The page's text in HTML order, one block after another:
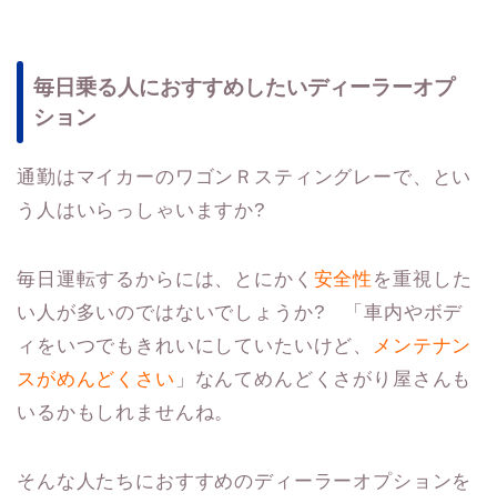
毎日乗る人におすすめしたいディーラーオプ
ション
通勤はマイカーのワゴンＲスティングレーで、とい
う人はいらっしゃいますか?
毎日運転するからには、とにかく 安全性 を重視した
い人が多いのではないでしょうか? 「車内やボデ
ィをいつでもきれいにしていたいけど、 メンテナン
スがめんどくさい 」なんてめんどくさがり屋さんも
いるかもしれませんね。
そんな人たちにおすすめのディーラーオプションを